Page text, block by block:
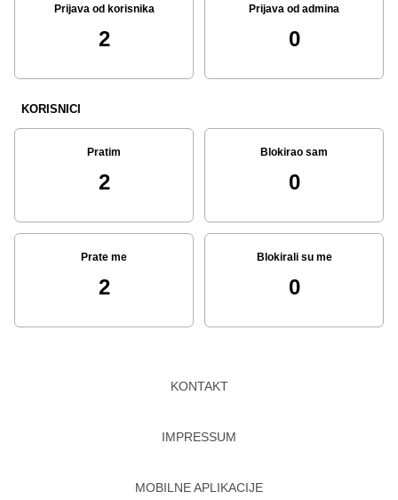
Prijava od korisnika
2
Prijava od admina
0
KORISNICI
Pratim
2
Blokirao sam
0
Prate me
2
Blokirali su me
0
KONTAKT
IMPRESSUM
MOBILNE APLIKACIJE